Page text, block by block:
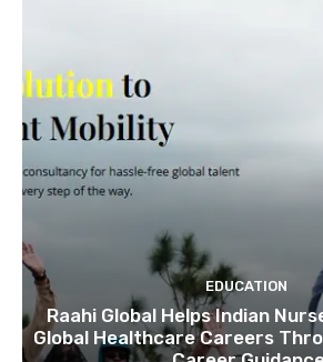
EDUCATION
Raahi Global Helps Indian
Global Healthcare Careers